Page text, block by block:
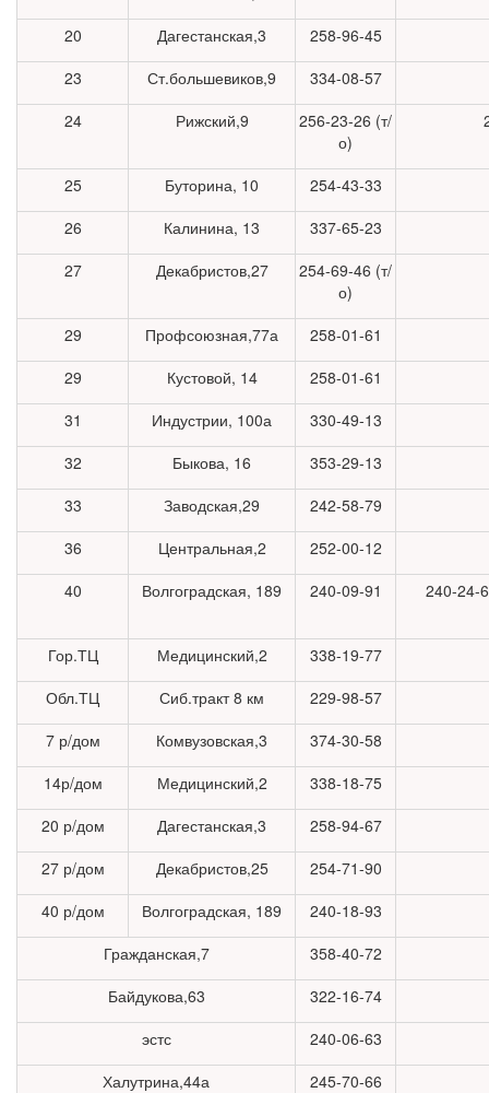
20
Дагестанская,3
258-96-45
23
Ст.большевиков,9
334-08-57
24
Рижский,9
256-23-26 (т/
о)
25 Буторина, 10
254-43-33
26
Калинина, 13
337-65-23
27
Декабристов,27
254-69-46 (т/
о)
29
Профсоюзная,77а
258-01-61
29
Кустовой, 14
258-01-61
31
Индустрии, 100а
330-49-13
32
Быкова, 16
353-29-13
33
Заводская,29
242-58-79
36
Центральная,2
252-00-12
40
Волгоградская, 189 240-09-91 240-24-
Гор.ТЦ Медицинский,2
338-19-77
Обл.ТЦ
Сиб.тракт 8 км
229-98-57
7 р/дом
Комвузовская,3
374-30-58
14р/дом
Медицинский,2
338-18-75
20 р/дом
Дагестанская,3
258-94-67
27 р/дом
Декабристов,25
254-71-90
40 р/дом
Волгоградская, 189
240-18-93
Гражданская,7
358-40-72
Байдукова,63
322-16-74
эстс
240-06-63
Халутрина,44а
245-70-66